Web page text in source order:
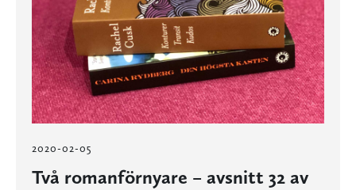
2020-02-05
Två romanförnyare – avsnitt 32 av